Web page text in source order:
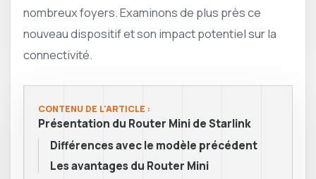
nombreux foyers. Examinons de plus près ce
nouveau dispositif et son impact potentiel sur la
connectivité.
CONTENU DE L'ARTICLE :
Présentation du Router Mini de Starlink
Différences avec le modèle précédent
Les avantages du Router Mini